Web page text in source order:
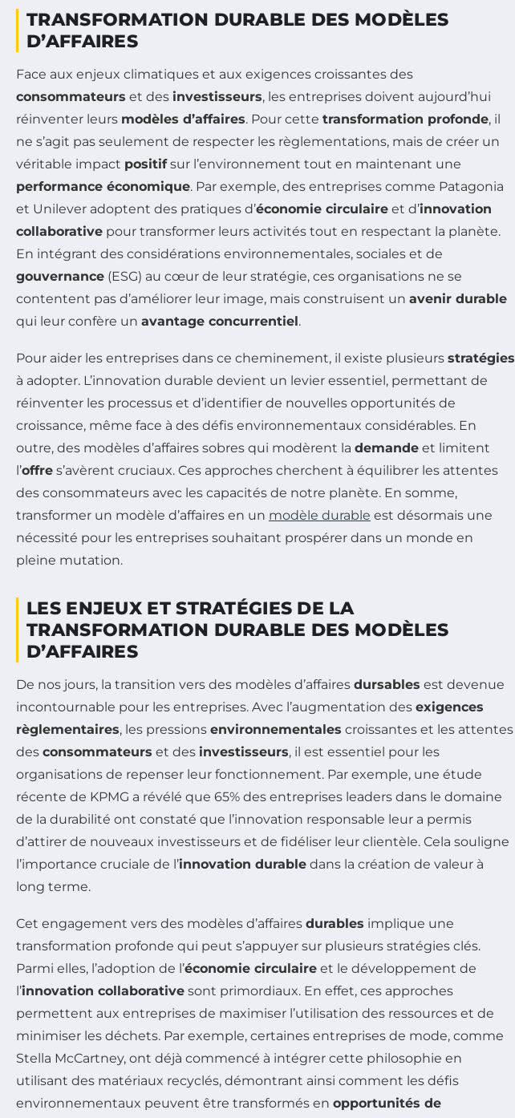
TRANSFORMATION DURABLE DES MODÈLES
D’AFFAIRES
Face aux enjeux climatiques et aux exigences croissantes des
consommateurs et des investisseurs, les entreprises doivent aujourd’hui
réinventer leurs modèles d’affaires. Pour cette transformation profonde, il
ne s’agit pas seulement de respecter les règlementations, mais de créer un
véritable impact positifsur l’environnement tout en maintenant une
performance économique. Par exemple, des entreprises comme Patagonia
et Unilever adoptent des pratiques d’économie circulaire et d’innovation
collaborative pour transformer leurs activités tout en respectant la planète.
En intégrant des considérations environnementales, sociales et de
gouvernance (ESG) au cœur de leur stratégie, ces organisations ne se
contentent pas d’améliorer leur image, mais construisent un avenir durable
qui leur confère un avantage concurrentiel .
Pour aider les entreprises dans ce cheminement, il existe plusieurs stratégies
à adopter. L’innovation durable devient un levier essentiel, permettant de
réinventer les processus et d’identifier de nouvelles opportunités de
croissance, même face à des défis environnementaux considérables. En
outre, des modèles d’affaires sobres qui modèrent la demande et limitent
l’offre s’avèrent cruciaux. Ces approches cherchent à équilibrer les attentes
des consommateurs avec les capacités de notre planète. En somme,
transformer un modèle d’affaires en un modèle durable est désormais une
nécessité pour les entreprises souhaitant prospérer dans un monde en
pleine mutation.
LES ENJEUX ET STRATÉGIES DE LA
TRANSFORMATION DURABLE DES MODÈLES
D’AFFAIRES
De nos jours, la transition vers des modèles d’affaires dursables est devenue
incontournable pour les entreprises. Avec l’augmentation des exigences
règlementaires, les pressions environnementales croissantes et les attentes
des consommateurs et des investisseurs, il est essentiel pour les
organisations de repenser leur fonctionnement. Par exemple, une étude
récente de KPMG a révélé que 65% des entreprises leaders dans le domaine
de la durabilité ont constaté que l’innovation responsable leur a permis
d’attirer de nouveaux investisseurs et de fidéliser leur clientèle. Cela souligne
l’importance cruciale de l’innovation durable dans la création de valeur à
long terme.
Cet engagement vers des modèles d’affaires durables implique une
transformation profonde qui peut s’appuyer sur plusieurs stratégies clés.
Parmi elles, l’adoption de l’économie circulaire et le développement de
l’innovation collaborative sont primordiaux. En effet, ces approches
permettent aux entreprises de maximiser l’utilisation des ressources et de
minimiser les déchets. Par exemple, certaines entreprises de mode, comme
Stella McCartney, ont déjà commencé à intégrer cette philosophie en
utilisant des matériaux recyclés, démontrant ainsi comment les défis
environnementaux peuvent être transformés en opportunités de